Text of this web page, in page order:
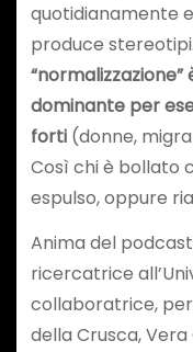
quotidianamente
produce
dominante per
forti(donne,
Così chi è bollato
espulso, oppure
Anima del podcast
ricercatrice
collaboratrice, per
della Crusca,